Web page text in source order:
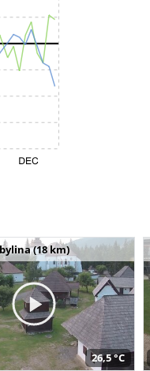
(18 km)
26,5 °C